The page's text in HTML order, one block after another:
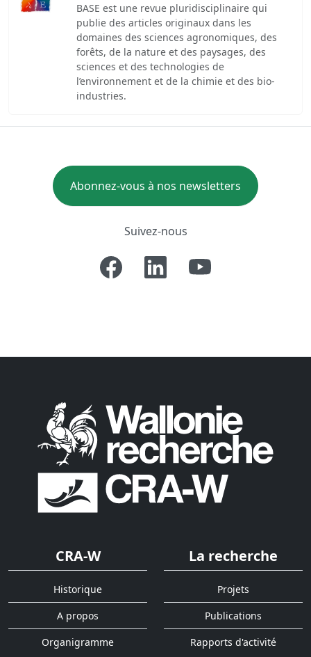
BASE est une revue pluridisciplinaire qui
publie des articles originaux dans les
domaines des sciences agronomiques, des
forêts, de la nature et des paysages, des
sciences et des technologies de
l’environnement et de la chimie et des bio-
industries.
Abonnez-vous à nos newsletters
Suivez-nous
CRA-W
Historique
A propos
Organigramme
La recherche
Projets
Publications
Rapports d'activité